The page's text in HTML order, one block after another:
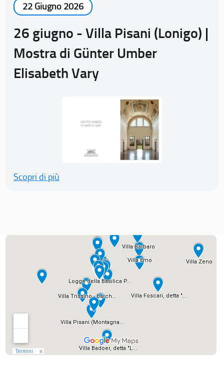
22 Giugno 2026
26 giugno - Villa Pisani (Lonigo) |
Mostra di Günter Umber
Elisabeth Vary
Scopri di più